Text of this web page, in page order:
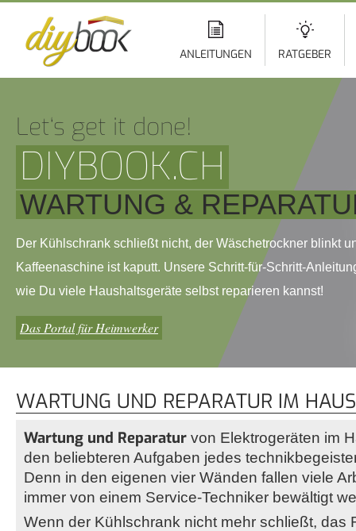
ANLEITUNGEN RATGEBER
Let‘s get it done!
DIYBOOK.CH
WARTUNG &
Der Kühlschrank schließt nicht, der Wäschetrockner blinkt
Kaffeenaschine ist kaputt. Unsere Schritt-für-Schritt-
wie Du viele Haushaltsgeräte selbst reparieren kannst!
Das Portal für Heimwerker
WARTUNG UND REPARATUR IM
Wartung und Reparatur von Elektrogeräten im
den beliebteren Aufgaben jedes
Denn in den eigenen vier Wänden fallen viele
immer von einem Service-Techniker bewältigt
Wenn der Kühlschrank nicht mehr schließt, das